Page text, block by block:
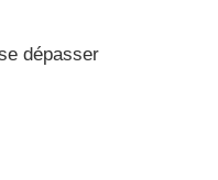
dépasser